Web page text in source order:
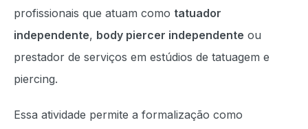
profissionais que atuam como tatuador
independente, body piercer independente ou
prestador de serviços em estúdios de tatuagem e
piercing.
Essa atividade permite a formalização como